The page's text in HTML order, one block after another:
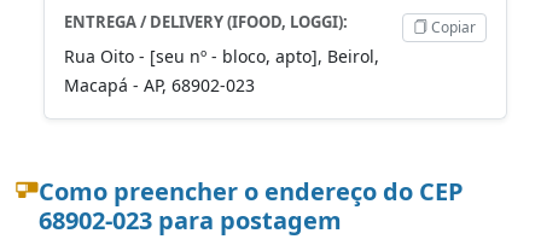
ENTREGA / DELIVERY (IFOOD, LOGGI):
Rua Oito - [seu nº - bloco, apto], Beirol,
Macapá - AP, 68902-023
Copiar
Como preencher o endereço do CEP
68902-023 para postagem